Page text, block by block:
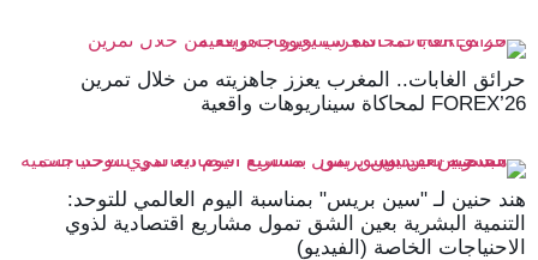
حرائق الغابات.. المغرب يعزز جاهزيته من خلال تمرين
FOREX’26 لمحاكاة سيناريوهات واقعية
هند حنين لـ "سين بريس" بمناسبة اليوم العالمي للتوحد:
التنمية البشرية بعين الشق تمول مشاريع اقتصادية لذوي
الاحنياجات الخاصة (الفيديو)